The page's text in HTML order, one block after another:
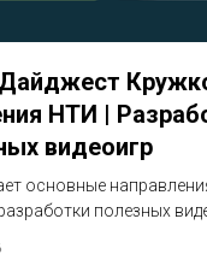
НТИ |
видеоигр
основные
полезных